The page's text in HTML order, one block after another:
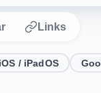
Links
iOS / iPadOS